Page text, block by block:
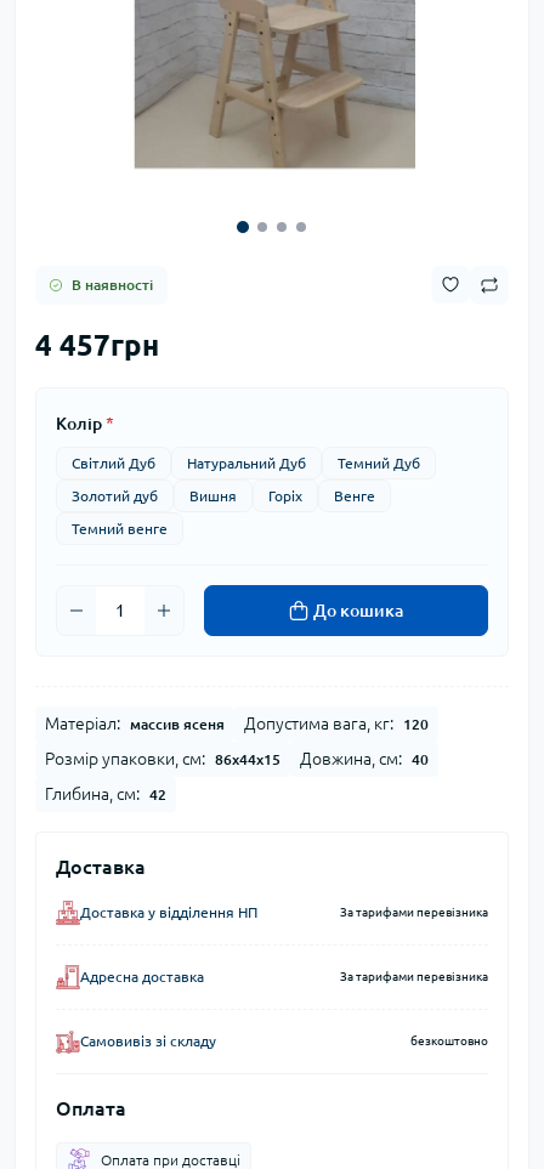
В наявності
4 457грн
Колір*
Світлий Дуб Натуральний Дуб Темний Дуб
Золотий дуб Вишня Горіх Венге
Темний венге
До кошика
Матеріал: массив ясеня Допустима вага, кг: 120
Розмір упаковки, см: 86х44х15 Довжина, см: 40
Глибина, см: 42
Доставка
Доставка у відділення НП За тарифами перевізника
Адресна доставка За тарифами перевізника
Самовивіз зі складу безкоштовно
Оплата
Оплата при доставці